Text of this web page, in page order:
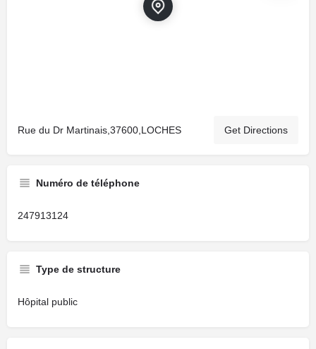
Rue du Dr Martinais,37600,LOCHES Get Directions
Numéro de téléphone
247913124
Type de structure
Hôpital public